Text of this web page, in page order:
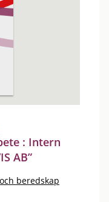
: Intern
AB”
beredskap